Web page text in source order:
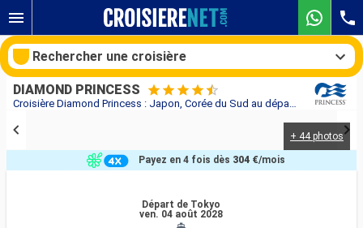
Croisière Diamond Princess : Japon, Corée du Sud au départ de Tokyo
DIAMOND PRINCESS
+ 44 photos
Départ de Tokyo
ven. 04 août 2028
Payez en 4 fois dès 304 €/mois
Rechercher une croisière
Compagnies